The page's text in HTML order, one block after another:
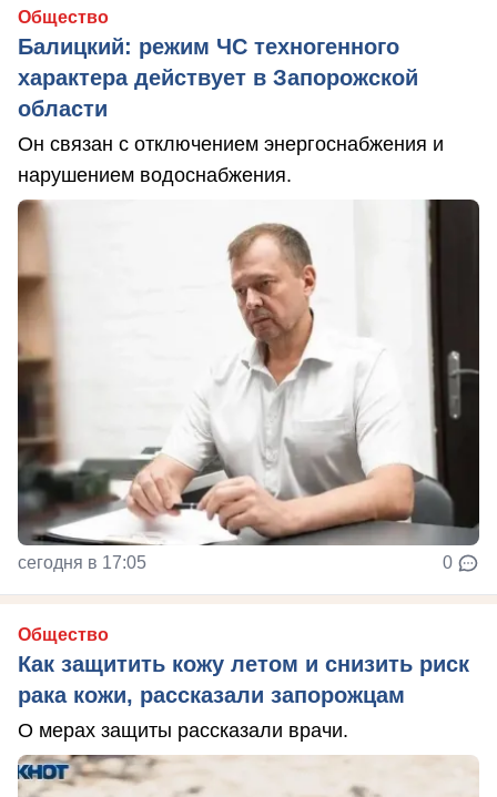
Общество
Балицкий: режим ЧС техногенного
характера действует в Запорожской
области
Он связан с отключением энергоснабжения и
нарушением водоснабжения.
сегодня в 17:05 0
Общество
Как защитить кожу летом и снизить риск
рака кожи, рассказали запорожцам
О мерах защиты рассказали врачи.